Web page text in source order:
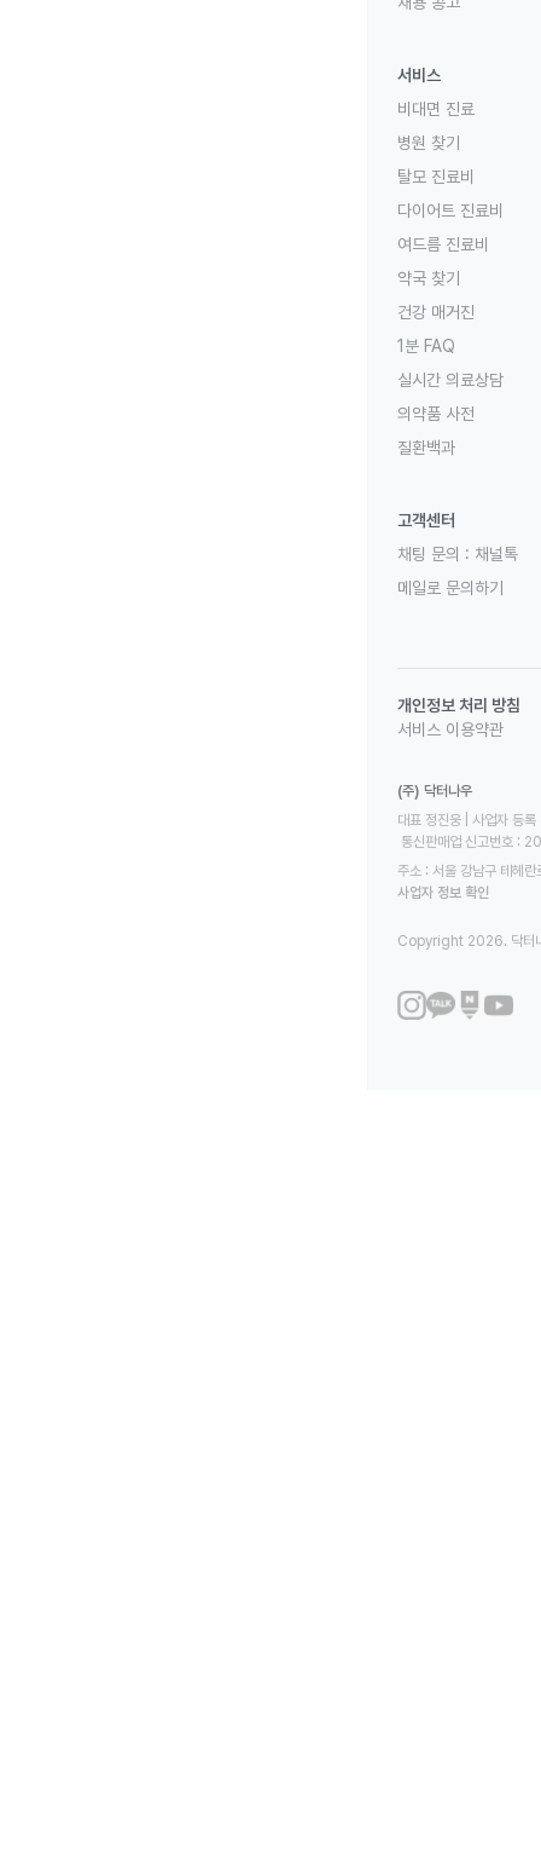
서비스
비대면 진료
병원 찾기
탈모 진료비
다이어트 진료비
여드름 진료비
약국 찾기
건강 매거진
1분 FAQ
실시간 의료상담
의약품 사전
질환백과
고객센터
채팅 문의 : 채널톡
메일로 문의하기
개인정보 처리 방침
서비스 이용약관
(주) 닥터나우
대표 정진웅 | 사업자
통신판매업 신고번호
주소 : 서울 강남구 테헤
사업자 정보 확인
Copyright 2026. 닥터